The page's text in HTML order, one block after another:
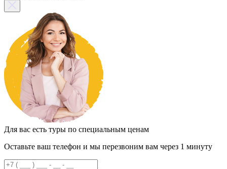
Для вас есть туры по специальным ценам
Оставьте ваш телефон и мы перезвоним вам через 1 минуту